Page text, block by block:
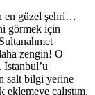
en güzel şehri…
görmek için
zengin! O
İstanbul’u
salt bilgi yerine
çalıştım.